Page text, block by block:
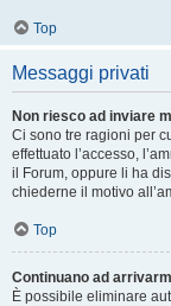
Top
Messaggi privati
Non riesco ad inviare
Ci sono tre ragioni per
effettuato l’accesso,
il Forum, oppure li ha
chiederne il motivo
Top
Continuano ad
È possibile eliminare